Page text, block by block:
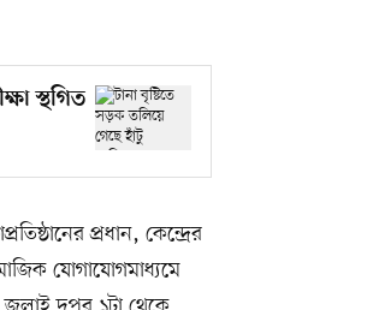
স্থগিত
প্রধান, কেন্দ্রের
যোগাযোগমাধ্যমে